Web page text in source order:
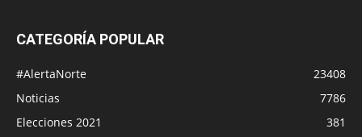
CATEGORÍA POPULAR
#AlertaNorte
23408
Noticias
7786
Elecciones 2021
381